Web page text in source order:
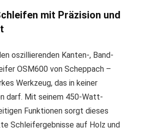
mit Präzision und
oszillierenden Kanten-, Band-
OSM600 von Scheppach –
Werkzeug, das in keiner
darf. Mit seinem 450-Watt-
Funktionen sorgt dieses
Schleifergebnisse auf Holz und